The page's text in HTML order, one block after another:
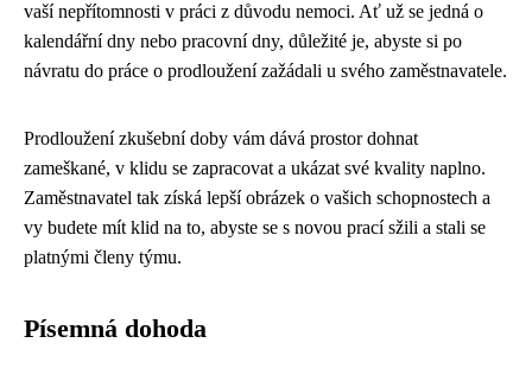
vaší nepřítomnosti v práci z důvodu nemoci. Ať už se jedná o
kalendářní dny nebo pracovní dny, důležité je, abyste si po
návratu do práce o prodloužení zažádali u svého zaměstnavatele.
Prodloužení zkušební doby vám dává prostor dohnat
zameškané, v klidu se zapracovat a ukázat své kvality naplno.
Zaměstnavatel tak získá lepší obrázek o vašich schopnostech a
vy budete mít klid na to, abyste se s novou prací sžili a stali se
platnými členy týmu.
Písemná dohoda